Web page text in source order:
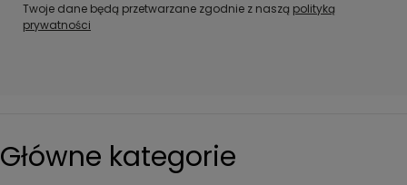
Twoje dane będą przetwarzane zgodnie z naszą polityką
prywatności
Główne kategorie